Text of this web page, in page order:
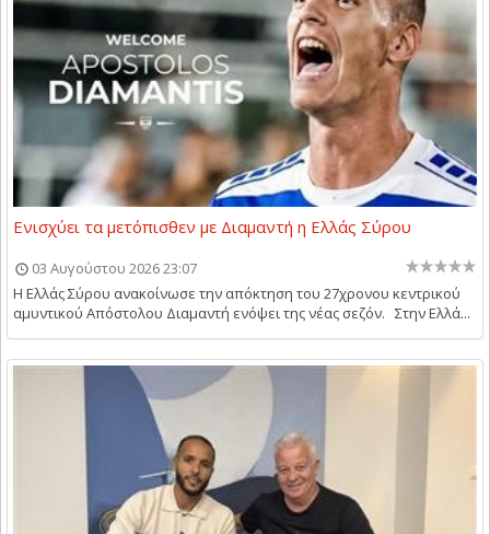
Ενισχύει τα μετόπισθεν με Διαμαντή η Ελλάς Σύρου
03 Αυγούστου 2026 23:07
Η Ελλάς Σύρου ανακοίνωσε την απόκτηση του 27χρονου κεντρικού
αμυντικού Απόστολου Διαμαντή ενόψει της νέας σεζόν. Στην Ελλά...